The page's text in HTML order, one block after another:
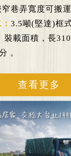
巷弄寬度可搬
3.5噸(堅達)框
裝載面積，長
。
查看更多